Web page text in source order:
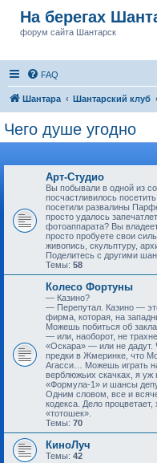
На берегах
форум сайта Шантарск
FAQ
Шантара Шантарский клуб
Чего душе угодно
Арт-Студио
Вы побывали в одной из
посчастливилось
посетили развалины
просто удалось
фотоаппарата? Вы
просто пробуете свои
живопись, скульптуру,
Поделитесь с другими
Темы: 58
Колесо Фортуны
— Казино?
— Перепутал. Казино —
фирма, которая, на
Можешь побиться об
— или, наоборот, не
«Оскара» — или не дадут.
предки в Жмеринке, что
Агасси… Можешь играть
верблюжьих скачках, я уж
«Формула-1» и шансы
Одним словом, все и
кодекса. Дело
«тотошек».
Темы: 70
КиноЛуч
Темы: 42